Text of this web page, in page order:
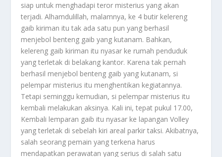
siap untuk menghadapi teror misterius yang akan
terjadi. Alhamdulillah, malamnya, ke 4 butir kelereng
gaib kiriman itu tak ada satu pun yang berhasil
menjebol benteng gaib yang kutanam. Bahkan,
kelereng gaib kiriman itu nyasar ke rumah penduduk
yang terletak di belakang kantor. Karena tak pernah
berhasil menjebol benteng gaib yang kutanam, si
pelempar misterius itu menghentikan kegiatannya.
Tetapi seminggu kemudian, si pelempar misterius itu
kembali melakukan aksinya. Kali ini, tepat pukul 17.00,
Kembali lemparan gaib itu nyasar ke lapangan Volley
yang terletak di sebelah kiri areal parkir taksi. Akibatnya,
salah seorang pemain yang terkena harus
mendapatkan perawatan yang serius di salah satu